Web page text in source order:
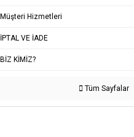
Müşteri Hizmetleri
İPTAL VE İADE
BİZ KİMİZ?
Tüm Sayfalar